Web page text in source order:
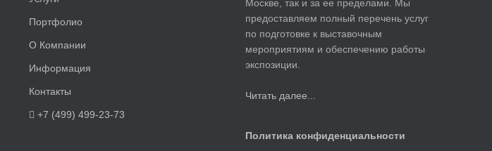
Портфолио
О Компании
Информация
Контакты
+7 (499) 499-23-73
Москве, так и за ее пределами. Мы
предоставляем полный перечень услуг
по подготовке к выставочным
мероприятиям и обеспечению работы
экспозиции.
Читать далее...
Политика конфиденциальности